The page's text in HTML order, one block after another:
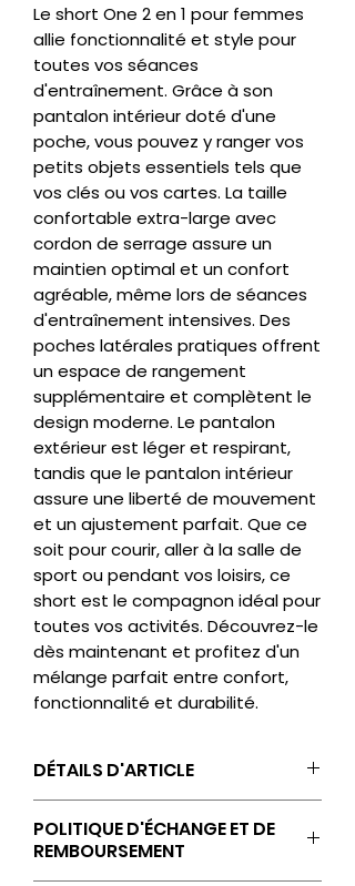
Le short One 2 en 1 pour femmes
allie fonctionnalité et style pour
toutes vos séances
d'entraînement. Grâce à son
pantalon intérieur doté d'une
poche, vous pouvez y ranger vos
petits objets essentiels tels que
vos clés ou vos cartes. La taille
confortable extra-large avec
cordon de serrage assure un
maintien optimal et un confort
agréable, même lors de séances
d'entraînement intensives. Des
poches latérales pratiques offrent
un espace de rangement
supplémentaire et complètent le
design moderne. Le pantalon
extérieur est léger et respirant,
tandis que le pantalon intérieur
assure une liberté de mouvement
et un ajustement parfait. Que ce
soit pour courir, aller à la salle de
sport ou pendant vos loisirs, ce
short est le compagnon idéal pour
toutes vos activités. Découvrez-le
dès maintenant et profitez d'un
mélange parfait entre confort,
fonctionnalité et durabilité.
DÉTAILS D'ARTICLE
Logo JAKO sur la cuisse
gauche
Logo ST-GEORGE'S sur la
POLITIQUE D'ÉCHANGE ET DE
REMBOURSEMENT